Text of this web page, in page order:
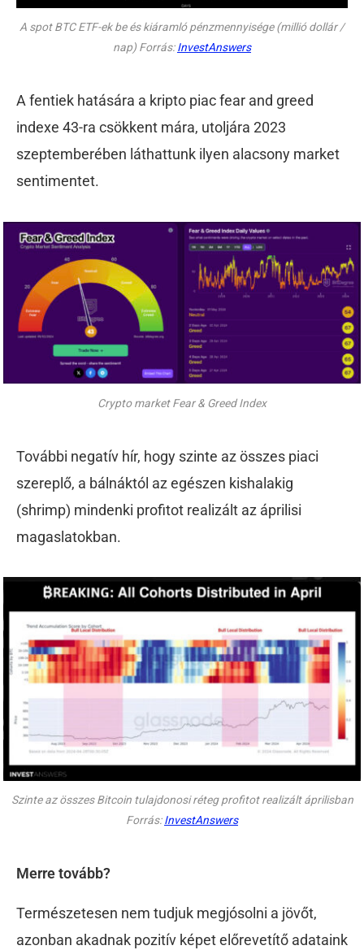
A spot BTC ETF-ek be és kiáramló pénzmennyisége (millió dollár /
nap) Forrás:InvestAnswers
A fentiek hatására a kripto piac fear and greed
indexe 43-ra csökkent mára, utoljára 2023
szeptemberében láthattunk ilyen alacsony market
sentimentet.
Crypto market Fear & Greed Index
További negatív hír, hogy szinte az összes piaci
szereplő, a bálnáktól az egészen kishalakig
(shrimp) mindenki profitot realizált az áprilisi
magaslatokban.
Szinte az összes Bitcoin tulajdonosi réteg profitot realizált áprilisban
Forrás:InvestAnswers
Merre tovább?
Természetesen nem tudjuk megjósolni a jövőt,
azonban akadnak pozitív képet előrevetítő adataink